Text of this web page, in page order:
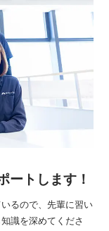
ートします！
るので、先輩に習い
識を深めてくださ